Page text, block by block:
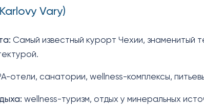
Vary)
Самый известный курорт Чехии, знаменитый
отели, санатории, wellness-комплексы,
wellness-туризм, отдых у минеральных